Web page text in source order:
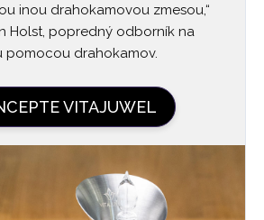
inou drahokamovou zmesou,“
Holst, popredný odborník na
pomocou drahokamov.
VITAJUWEL